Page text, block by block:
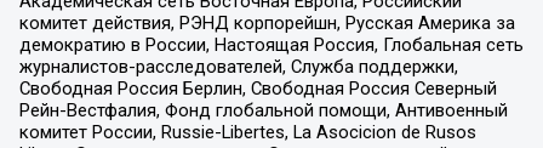
комитет действия, РЭНД корпорейшн, Русская Америка за
демократию в России, Настоящая Россия, Глобальная сеть
журналистов-расследователей, Служба поддержки,
Свободная Россия Берлин, Свободная Россия Северный
Рейн-Вестфалия, Фонд глобальной помощи, Антивоенный
комитет России, Russie-Libertes, La Asocicion de Rusos